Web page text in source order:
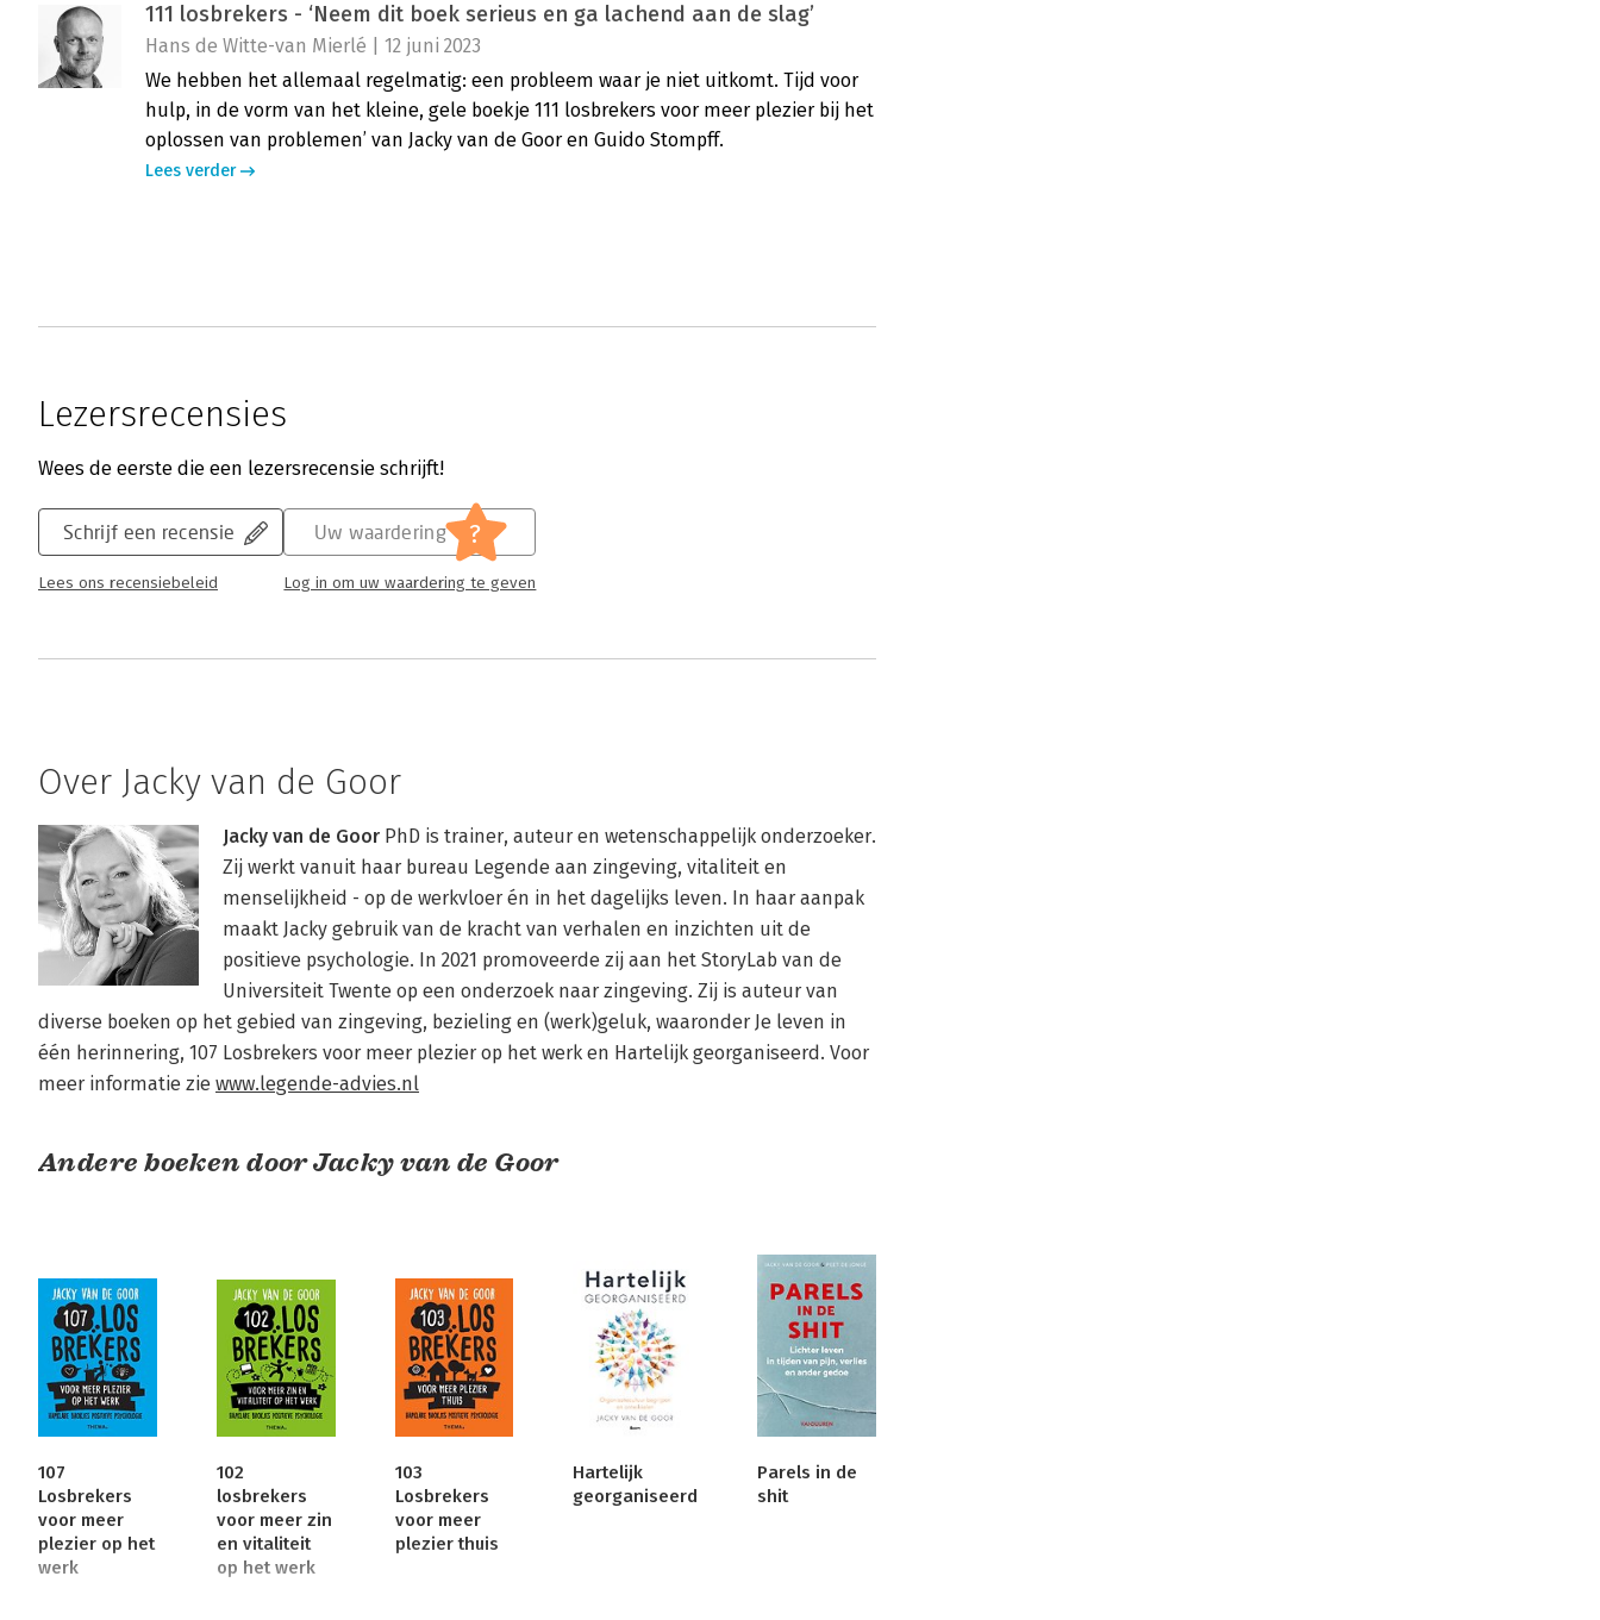
111 losbrekers - ‘Neem dit boek serieus en ga lachend aan de slag’
Hans de Witte-van Mierlé | 12 juni 2023
We hebben het allemaal regelmatig: een probleem waar je niet uitkomt. Tijd voor
hulp, in de vorm van het kleine, gele boekje 111 losbrekers voor meer plezier bij het
oplossen van problemen’ van Jacky van de Goor en Guido Stompff.
Lees verder
Lezersrecensies
Wees de eerste die een lezersrecensie schrijft!
Schrijf een recensie
Lees ons recensiebeleid
Uw waardering ?
Log in om uw waardering te geven
Over Jacky van de Goor
Jacky van de Goor PhD is trainer, auteur en wetenschappelijk onderzoeker.
Zij werkt vanuit haar bureau Legende aan zingeving, vitaliteit en
menselijkheid - op de werkvloer én in het dagelijks leven. In haar aanpak
maakt Jacky gebruik van de kracht van verhalen en inzichten uit de
positieve psychologie. In 2021 promoveerde zij aan het StoryLab van de
Universiteit Twente op een onderzoek naar zingeving. Zij is auteur van
diverse boeken op het gebied van zingeving, bezieling en (werk)geluk, waaronder Je leven in
één herinnering, 107 Losbrekers voor meer plezier op het werk en Hartelijk georganiseerd. Voor
meer informatie zie www.legende-advies.nl
Andere boeken door Jacky van de Goor
107
Losbrekers
voor meer
plezier op het
werk
102
losbrekers
voor meer zin
en vitaliteit
op het werk
103
Losbrekers
voor meer
plezier thuis
Hartelijk
georganiseerd
Parels in de
shit